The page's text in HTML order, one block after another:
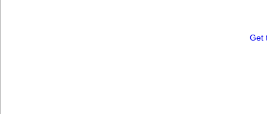
Get